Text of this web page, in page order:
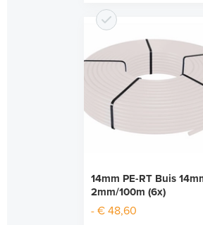
14mm PE-RT Buis
2mm/100m (6x)
- € 48,60